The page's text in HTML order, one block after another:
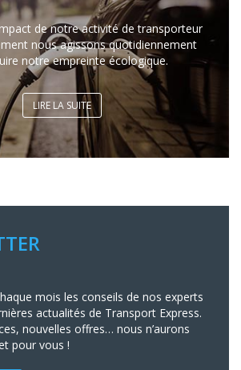
de notre activité de transporteur
nous agissons quotidiennement
notre empreinte écologique.
LIRE LA SUITE
mois les conseils de nos experts
actualités de Transport Express.
nouvelles offres… nous n’aurons
pour vous !